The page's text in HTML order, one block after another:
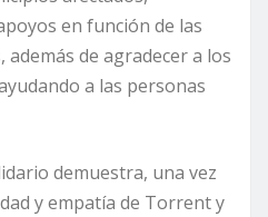
en función de las
de agradecer a los
a las personas
demuestra, una vez
y empatía de Torrent y